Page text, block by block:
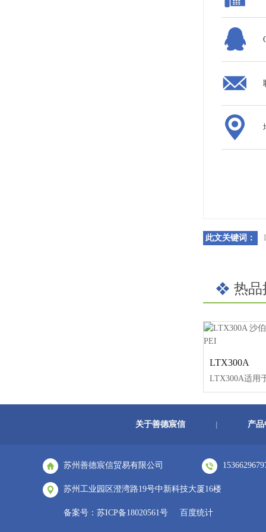
此文关键词：
热品
LTX300A
关于善德宸信 产品
苏州善德宸信贸易有限公司
苏州工业园区澄湾路19号中新科技大厦16楼
备案号： 苏ICP备18020561号 百度统计